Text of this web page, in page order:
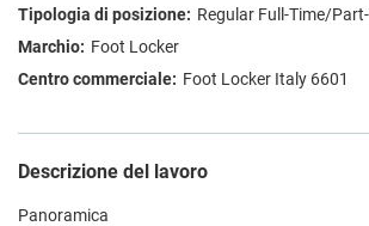
Regular Full-Time/
Foot Locker
Foot Locker Italy 6601
Descrizione del lavoro
Panoramica